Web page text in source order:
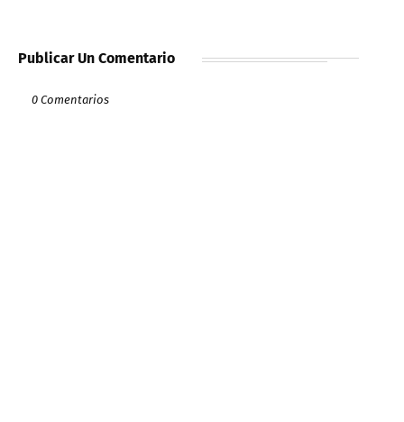
Publicar Un Comentario
0 Comentarios